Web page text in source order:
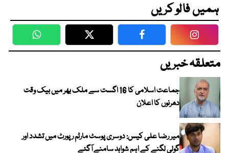
ہمیں فالو کریں
WhatsApp Twitter Facebook
متعلقہ خبریں
جماعت اسلامی کا 16 اگست سے ملک بھر میں بیک وقت
دھرنوں کا اعلان
میر رضا علی کیس: دوسری پوسٹ مارٹم رپورٹ میں تشدد اور
گولی لگنے کے اہم شواہد سامنے آگئے